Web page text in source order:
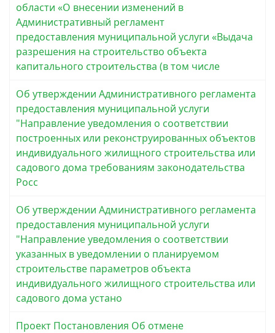
области «О внесении изменений в
Административный регламент
предоставления муниципальной услуги «Выдача
разрешения на строительство объекта
капитального строительства (в том числе
Об утверждении Административного регламента
предоставления муниципальной услуги
"Направление уведомления о соответствии
построенных или реконструированных объектов
индивидуального жилищного строительства или
садового дома требованиям законодательства
Росс
Об утверждении Административного регламента
предоставления муниципальной услуги
"Направление уведомления о соответствии
указанных в уведомлении о планируемом
строительстве параметров объекта
индивидуального жилищного строительства или
садового дома устано
Проект Постановления Об отмене